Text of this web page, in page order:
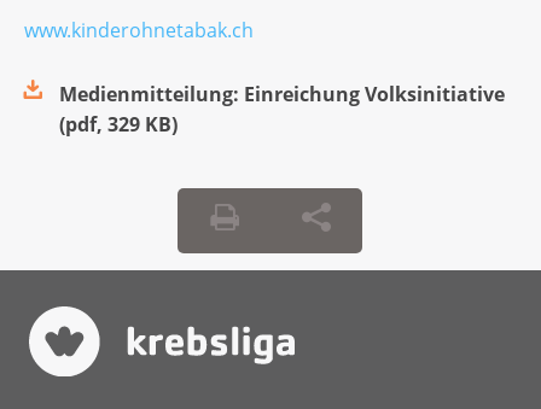
www.kinderohnetabak.ch
Medienmitteilung: Einreichung Volksinitiative
(pdf, 329 KB)